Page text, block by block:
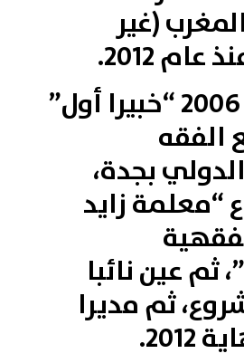
(غير
2012.
وعمل منذ 2006 “خبيرا أول”
بجدة،
زايد
ثم عين نائبا
ثم مديرا